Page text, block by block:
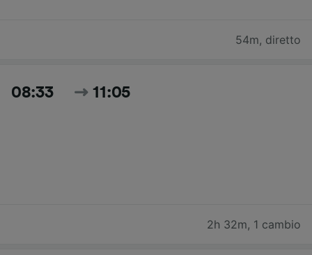
54m, diretto
08:33 11:05
2h 32m, 1 cambio